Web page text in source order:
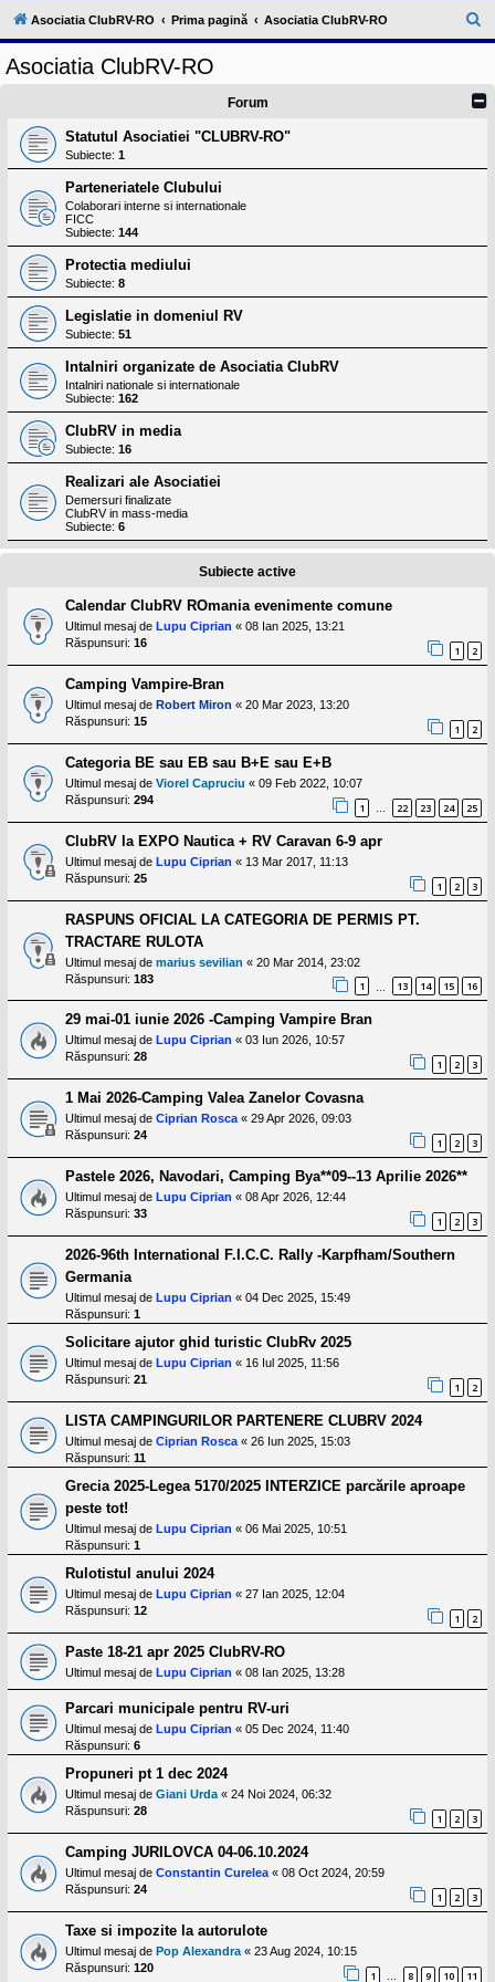
l
u
V
-
m
u
n
i
t
a
t
a
p
o
s
e
s
o
r
i
l
r
d
e
r
u
l
o
e
u
t
o
u
l
o
t
d
i
n
R
m
n
i
Asociatia ClubRV-RO Prima pagină Asociatia ClubRV-RO
ă
t
Asociatia ClubRV-RO
Forum
Statutul Asociatiei "CLUBRV-RO"
Subiecte: 1
Parteneriatele Clubului
Colaborari interne si internationale
FICC
Subiecte: 144
Protectia mediului
Subiecte: 8
Legislatie in domeniul RV
Subiecte: 51
Intalniri organizate de Asociatia ClubRV
Intalniri nationale si internationale
Subiecte: 162
ClubRV in media
Subiecte: 16
Realizari ale Asociatiei
Demersuri finalizate
ClubRV in mass-media
Subiecte: 6
Subiecte active
Calendar ClubRV ROmania evenimente comune
Ultimul mesaj de Lupu Ciprian « 08 Ian 2025, 13:21
Răspunsuri: 16
1 2
Camping Vampire-Bran
Ultimul mesaj de Robert Miron « 20 Mar 2023, 13:20
Răspunsuri: 15
1 2
Categoria BE sau EB sau B+E sau E+B
Ultimul mesaj de Viorel Capruciu « 09 Feb 2022, 10:07
Răspunsuri: 294
1 22 23 24 25
ClubRV la EXPO Nautica + RV Caravan 6-9 apr
Ultimul mesaj de Lupu Ciprian « 13 Mar 2017, 11:13
Răspunsuri: 25
1 2 3
RASPUNS OFICIAL LA CATEGORIA DE PERMIS PT.
TRACTARE RULOTA
Ultimul mesaj de marius sevilian « 20 Mar 2014, 23:02
Răspunsuri: 183
1 13 14 15 16
29 mai-01 iunie 2026 -Camping Vampire Bran
Ultimul mesaj de Lupu Ciprian « 03 Iun 2026, 10:57
Răspunsuri: 28
1 2 3
1 Mai 2026-Camping Valea Zanelor Covasna
Ultimul mesaj de Ciprian Rosca « 29 Apr 2026, 09:03
Răspunsuri: 24
1 2 3
Pastele 2026, Navodari, Camping Bya**09--13 Aprilie 2026**
Ultimul mesaj de Lupu Ciprian « 08 Apr 2026, 12:44
Răspunsuri: 33
1 2 3
2026-96th International F.I.C.C. Rally -Karpfham/Southern
Germania
Ultimul mesaj de Lupu Ciprian « 04 Dec 2025, 15:49
Răspunsuri: 1
Solicitare ajutor ghid turistic ClubRv 2025
Ultimul mesaj de Lupu Ciprian « 16 Iul 2025, 11:56
Răspunsuri: 21
1 2
LISTA CAMPINGURILOR PARTENERE CLUBRV 2024
Ultimul mesaj de Ciprian Rosca « 26 Iun 2025, 15:03
Răspunsuri: 11
Grecia 2025-Legea 5170/2025 INTERZICE parcările aproape
peste tot!
Ultimul mesaj de Lupu Ciprian « 06 Mai 2025, 10:51
Răspunsuri: 1
Rulotistul anului 2024
Ultimul mesaj de Lupu Ciprian « 27 Ian 2025, 12:04
Răspunsuri: 12
1 2
Paste 18-21 apr 2025 ClubRV-RO
Ultimul mesaj de Lupu Ciprian « 08 Ian 2025, 13:28
Parcari municipale pentru RV-uri
Ultimul mesaj de Lupu Ciprian « 05 Dec 2024, 11:40
Răspunsuri: 6
Propuneri pt 1 dec 2024
Ultimul mesaj de Giani Urda « 24 Noi 2024, 06:32
Răspunsuri: 28
1 2 3
Camping JURILOVCA 04-06.10.2024
Ultimul mesaj de Constantin Curelea « 08 Oct 2024, 20:59
Răspunsuri: 24
1 2 3
Taxe si impozite la autorulote
Ultimul mesaj de Pop Alexandra « 23 Aug 2024, 10:15
Răspunsuri: 120
1 8 9 10 11